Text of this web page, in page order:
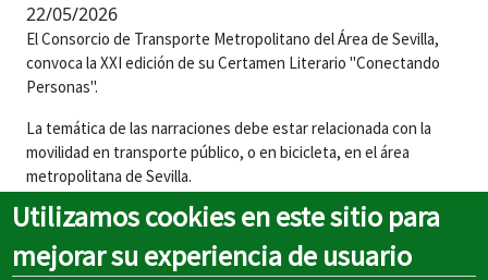
22/05/2026
El Consorcio de Transporte Metropolitano del Área de Sevilla,
convoca la XXI edición de su Certamen Literario "Conectando
Personas".
La temática de las narraciones debe estar relacionada con la
movilidad en transporte público, o en bicicleta, en el área
metropolitana de Sevilla.
El plazo de presentación de trabajos finaliza el 10 de septiembre
a las 14.00 horas.
Utilizamos cookies en este sitio para
mejorar su experiencia de usuario